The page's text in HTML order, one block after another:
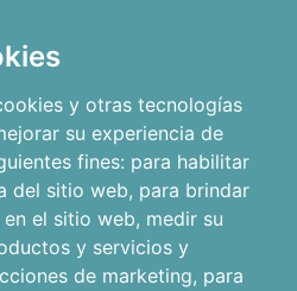
y otras tecnologías
su experiencia de
fines: para habilitar
del sitio web, para brindar
el sitio web, medir su
y servicios y
de marketing, para